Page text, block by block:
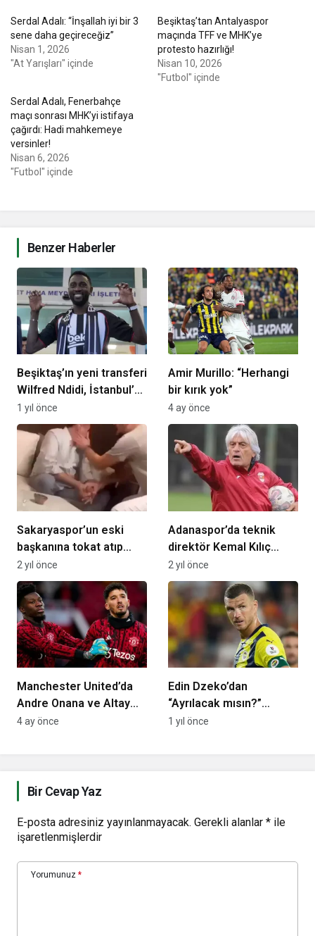
Serdal Adalı: “İnşallah iyi bir 3
sene daha geçireceğiz”
Nisan 1, 2026
"At Yarışları" içinde
Beşiktaş’tan Antalyaspor
maçında TFF ve MHK’ye
protesto hazırlığı!
Nisan 10, 2026
"Futbol" içinde
Serdal Adalı, Fenerbahçe
maçı sonrası MHK’yi istifaya
çağırdı: Hadi mahkemeye
versinler!
Nisan 6, 2026
"Futbol" içinde
Benzer Haberler
Beşiktaş’ın yeni transferi
Wilfred Ndidi, İstanbul’a
geldi
1 yıl önce
Amir Murillo: “Herhangi
bir kırık yok”
4 ay önce
Sakaryaspor’un eski
başkanına tokat atıp
kayda alan iki sanık
hakkında istenen ceza
belli oldu
2 yıl önce
Adanaspor’da teknik
direktör Kemal Kılıç
dönemi sona erdi
2 yıl önce
Manchester United’da
Andre Onana ve Altay
Bayındır’ın kaderi belli
4 ay önce
Edin Dzeko’dan
“Ayrılacak mısın?”
sorusuna cevap
1 yıl önce
Bir Cevap Yaz
E-posta adresiniz yayınlanmayacak. Gerekli alanlar * ile
işaretlenmişlerdir
Yorumunuz *